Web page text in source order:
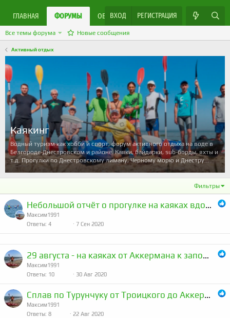
ГЛАВНАЯ ФОРУМЫ ОБЪЯВЛЕНИЯ ЯРМАРКА МАСТЕРОВ
ВХОД РЕГИСТРАЦИЯ
Все темы форума Новые сообщения
Активный отдых
Каякинг
Водный туризм как хобби и спорт, форум активного отдыха на воде в
Белгороде-Днестровском и районе. Каяки, байдарки, sub-борды, яхты и
т.д. Прогулки по Днестровскому лиману, Черному морю и Днестру...
Фильтры
Небольшой отчёт о прогулке на каяках вдоль береговой линии заповедника Деда Евсея
Максим1991
Ответы 4 7 Сен 2020
29 августа - на каяках от Аккермана к заповеднику деда Евсея (гребля, отдых, красивые места)
Максим1991
Ответы 10 30 Авг 2020
Сплав по Турунчуку от Троицкого до Аккермана
Максим1991
Ответы 8 22 Авг 2020